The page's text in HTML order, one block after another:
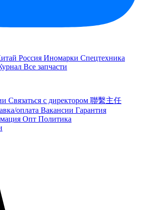
Россия Иномарки Спецтехника
Все запчасти
Связаться с директором 聯繫主任
оплата Вакансии Гарантия
Опт Политика